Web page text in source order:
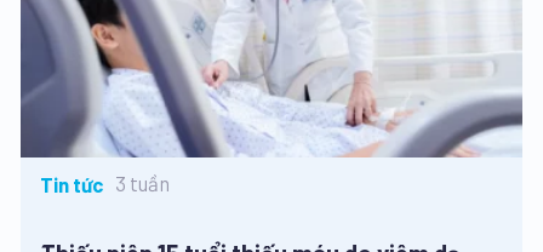
Tin tức 3 tuần